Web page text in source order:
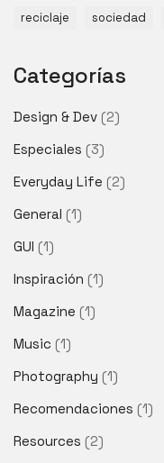
reciclaje
sociedad
Categorías
Design & Dev (2)
Especiales (3)
Everyday Life (2)
General (1)
GUI (1)
Inspiración (1)
Magazine (1)
Music (1)
Photography (1)
Recomendaciones (1)
Resources (2)